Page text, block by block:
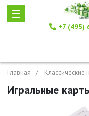
+7 (495)
Главная Классические
Игральные